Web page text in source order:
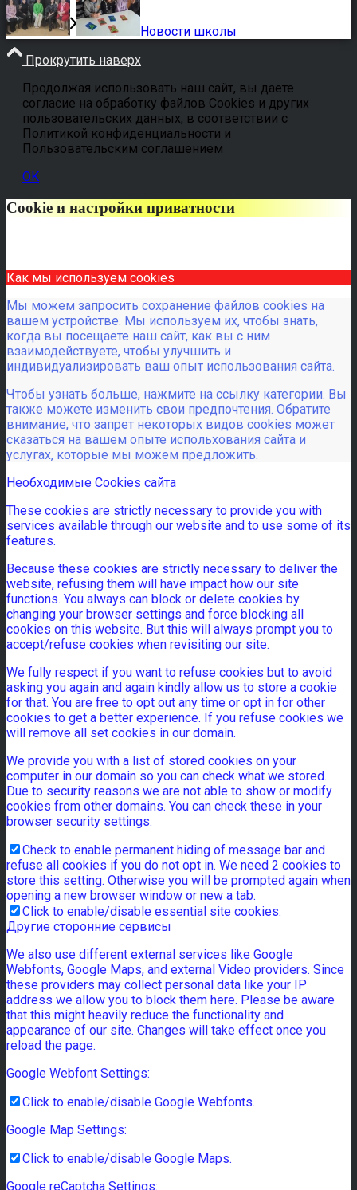
Новости школы
Прокрутить наверх
Продолжая использовать наш сайт, вы даете
согласие на обработку файлов Cookies и других
пользовательских данных, в соответствии с
Политикой конфиденциальности и
Пользовательским соглашением
OK
Cookie и настройки приватности
Как мы используем cookies
Мы можем запросить сохранение файлов cookies на
вашем устройстве. Мы используем их, чтобы знать,
когда вы посещаете наш сайт, как вы с ним
взаимодействуете, чтобы улучшить и
индивидуализировать ваш опыт использования сайта.
Чтобы узнать больше, нажмите на ссылку категории. Вы
также можете изменить свои предпочтения. Обратите
внимание, что запрет некоторых видов cookies может
сказаться на вашем опыте испольхования сайта и
услугах, которые мы можем предложить.
Необходимые Cookies сайта
These cookies are strictly necessary to provide you with
services available through our website and to use some of its
features.
Because these cookies are strictly necessary to deliver the
website, refusing them will have impact how our site
functions. You always can block or delete cookies by
changing your browser settings and force blocking all
cookies on this website. But this will always prompt you to
accept/refuse cookies when revisiting our site.
We fully respect if you want to refuse cookies but to avoid
asking you again and again kindly allow us to store a cookie
for that. You are free to opt out any time or opt in for other
cookies to get a better experience. If you refuse cookies we
will remove all set cookies in our domain.
We provide you with a list of stored cookies on your
computer in our domain so you can check what we stored.
Due to security reasons we are not able to show or modify
cookies from other domains. You can check these in your
browser security settings.
Check to enable permanent hiding of message bar and
refuse all cookies if you do not opt in. We need 2 cookies to
store this setting. Otherwise you will be prompted again when
opening a new browser window or new a tab.
Click to enable/disable essential site cookies.
Другие сторонние сервисы
We also use different external services like Google
Webfonts, Google Maps, and external Video providers. Since
these providers may collect personal data like your IP
address we allow you to block them here. Please be aware
that this might heavily reduce the functionality and
appearance of our site. Changes will take effect once you
reload the page.
Google Webfont Settings:
Click to enable/disable Google Webfonts.
Google Map Settings:
Click to enable/disable Google Maps.
Google reCaptcha Settings: